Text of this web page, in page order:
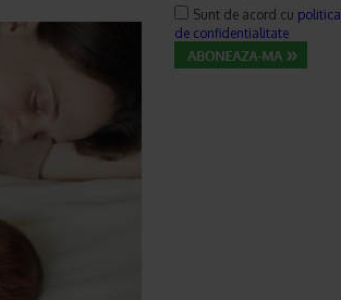
Sunt de acord cu politica
de confidentialitate